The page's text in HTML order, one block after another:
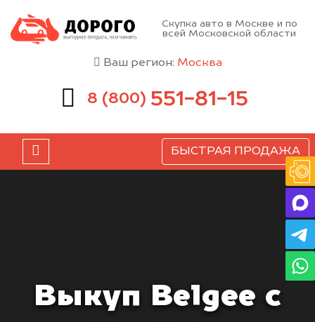
Скупка авто в Москве и по
всей Московской области
Ваш регион: Москва
8 (800) 551-81-15
БЫСТРАЯ ПРОДАЖА
Выкуп Belgee с